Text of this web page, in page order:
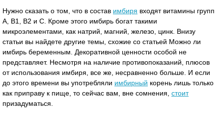
Нужно сказать о том, что в состав имбиря входят витамины групп
А, В1, В2 и С. Кроме этого имбирь богат такими
микроэлементами, как натрий, магний, железо, цинк. Внизу
статьи вы найдете другие темы, схожие со статьей Можно ли
имбирь беременным. Декоративной ценности особой не
представляет. Несмотря на наличие противопоказаний, плюсов
от использования имбиря, все же, несравненно больше. И если
до этого времени вы употребляли имбирный корень лишь только
как приправу к пище, то сейчас вам, вне сомнения, стоит
призадуматься.